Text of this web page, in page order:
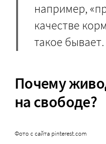
например,
качестве
такое бывает.
Почему
на свободе?
Фото с сайта pinterest.com